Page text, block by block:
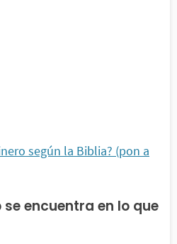
según la Biblia? (pon a
encuentra en lo que